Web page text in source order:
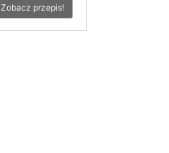
Zobacz przepis!